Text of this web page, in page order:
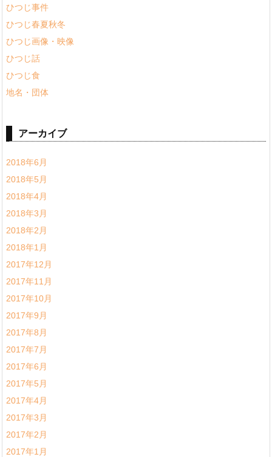
ひつじ事件
ひつじ春夏秋冬
ひつじ画像・映像
ひつじ話
ひつじ食
地名・団体
アーカイブ
2018年6月
2018年5月
2018年4月
2018年3月
2018年2月
2018年1月
2017年12月
2017年11月
2017年10月
2017年9月
2017年8月
2017年7月
2017年6月
2017年5月
2017年4月
2017年3月
2017年2月
2017年1月